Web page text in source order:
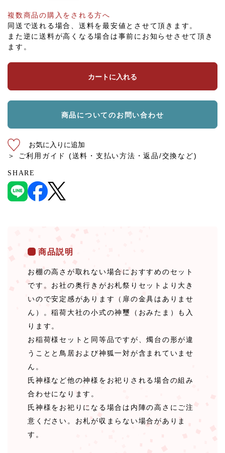
複数商品の購入をされる方へ
同送で送れる場合、送料を最安値とさせて頂きます。
また逆に送料が高くなる場合は事前にお知らせさせて頂き
ます。
カートに入れる
商品についてのお問い合わせ
お気に入りに追加
＞ ご利用ガイド (送料・支払い方法・返品/交換など)
SHARE
商品説明
お棚の高さが取れない場合におすすめのセット
です。お社の奥行きがお札祭りセットより大き
いので安定感があります（扉の金具はありませ
ん）。稲荷大社の小式の神璽（おみたま）も入
ります。
お稲荷様セットと同等品ですが、燭台の形が違
うことと鳥居および神狐一対が含まれていませ
ん。
氏神様など他の神様をお祀りされる場合の組み
合わせになります。
氏神様をお祀りになる場合は内陣の高さにご注
意ください。お札が収まらない場合がありま
す。